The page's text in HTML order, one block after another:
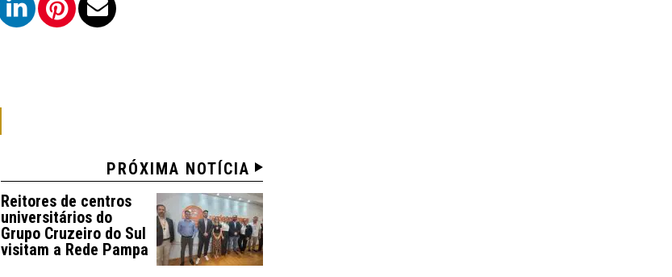
PRÓXIMA NOTÍCIA
Reitores de centros
universitários do
Grupo Cruzeiro do Sul
visitam a Rede Pampa